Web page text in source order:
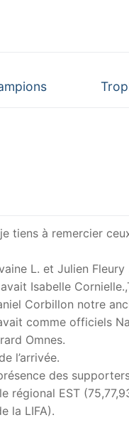
Next
tiens à remercier
L. et Julien Fleury
Isabelle
Corbillon notre
comme officiels
Omnes.
l’arrivée.
des
régional EST
la LIFA).